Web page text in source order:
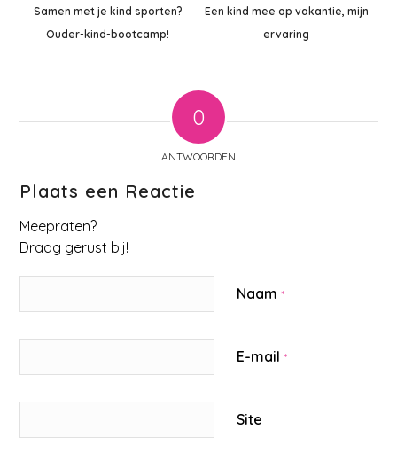
Samen met je kind sporten?
Ouder-kind-bootcamp!
Een kind mee op vakantie, mijn
ervaring
0
ANTWOORDEN
Plaats een Reactie
Meepraten?
Draag gerust bij!
Naam*
E-mail*
Site